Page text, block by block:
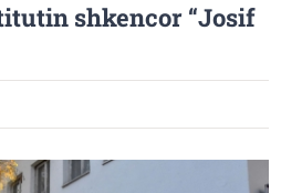
shkencor “Josif